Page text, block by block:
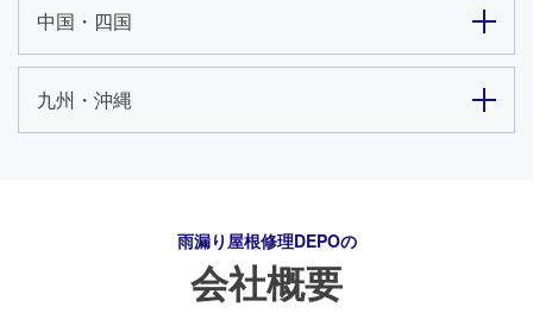
中国・四国
九州・沖縄
雨漏り屋根修理DEPOの
会社概要